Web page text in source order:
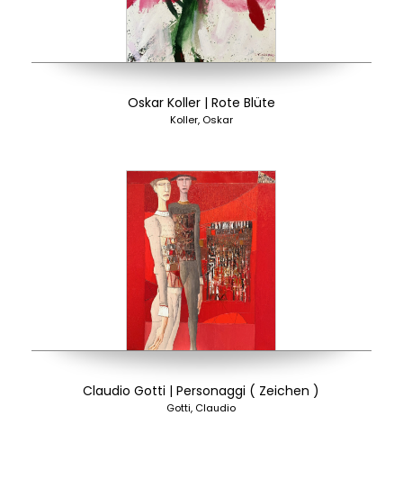
Oskar Koller | Rote Blüte
Koller, Oskar
Claudio Gotti | Personaggi ( Zeichen )
Gotti, Claudio